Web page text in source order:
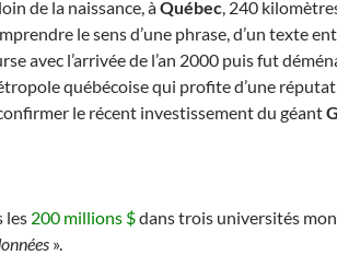
de la naissance, àQuébec, 240
le sens d’une phrase, d’un texte
avec l’arrivée de l’an 2000 puis fut
québécoise qui profite d’une
le récent investissement du géant
les 200 millions $dans trois universités
».